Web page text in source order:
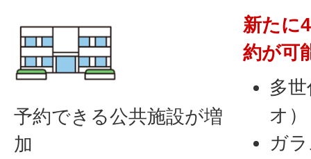
予約できる公共施設が増
加
新たに
約が可
多
オ）
ガ